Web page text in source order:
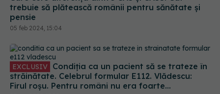
05 feb 2024, 15:04
EXCLUSIV
străinătate. Celebrul formular E112. Vlădescu:
Firul roșu. Pentru români nu era foarte
convenabil, dar era mai bine decât deloc
07 sep 2023, 13:59